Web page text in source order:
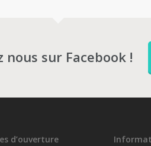
sur Facebook !
d’ouverture